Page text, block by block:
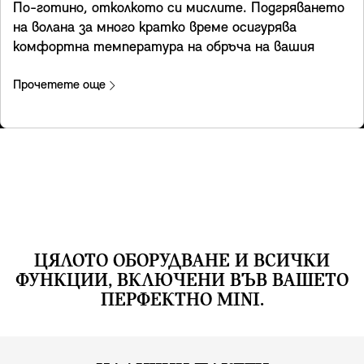
зависимост от специфичните за страната
разпоредби.
По-готино, отколкото си мислите. Подгряването
на волана за много кратко време осигурява
комфортна температура на обръча на вашия
поддържа ръцете ви топли, докато шофирате и
работното място или пътешествието много по-
Прочетете още
ЦЯЛОТО ОБОРУДВАНЕ И ВСИЧКИ
ФУНКЦИИ, ВКЛЮЧЕНИ ВЪВ ВАШЕТО
ПЕРФЕКТНО MINI.